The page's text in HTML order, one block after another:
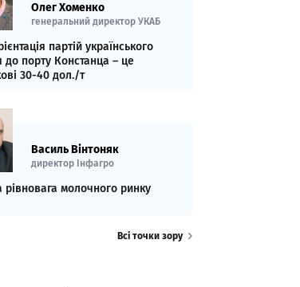
Олег Хоменко
генеральний директор УКАБ
партій українського
до порту Констанца – це
30-40 дол./т
Василь Вінтоняк
директор Інфагро
рівновага молочного ринку
Всі точки зору